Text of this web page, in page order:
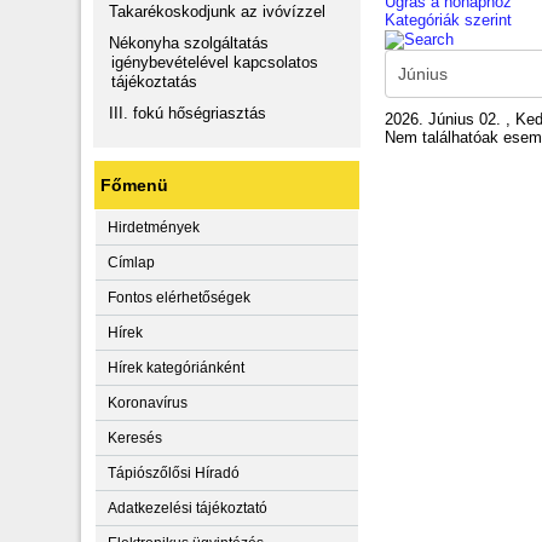
Takarékoskodjunk az ivóvízzel
Nékonyha szolgáltatás
igénybevételével kapcsolatos
tájékoztatás
III. fokú hőségriasztás
Főmenü
Hirdetmények
Címlap
Fontos elérhetőségek
Hírek
Hírek kategóriánként
Koronavírus
Keresés
Tápiószőlősi Híradó
Adatkezelési tájékoztató
Kategóriák szerint
2026. Június 02. ,
Nem találhatóak